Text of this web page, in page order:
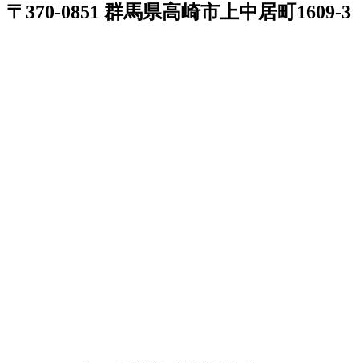
〒370-0851 群馬県高崎市上中居町1609-3